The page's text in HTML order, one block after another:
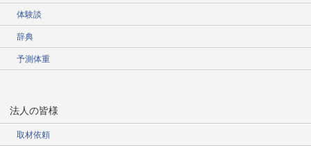
体験談
辞典
予測体重
法人の皆様
取材依頼